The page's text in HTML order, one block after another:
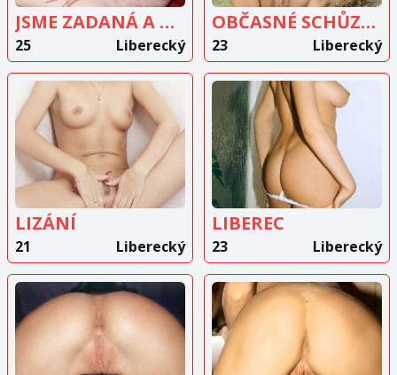
JSME ZADANÁ A HLEDÁM TU MUŽE
25 Liberecký
OBČASNÉ SCHŮZKY
23 Liberecký
ZOBRAZIT
INZERÁT
LIZÁNÍ
21 Liberecký
ZOBRAZIT
INZERÁT
LIBEREC
23 Liberecký
ZOBRAZIT
INZERÁT
ZOBRAZIT
INZERÁT